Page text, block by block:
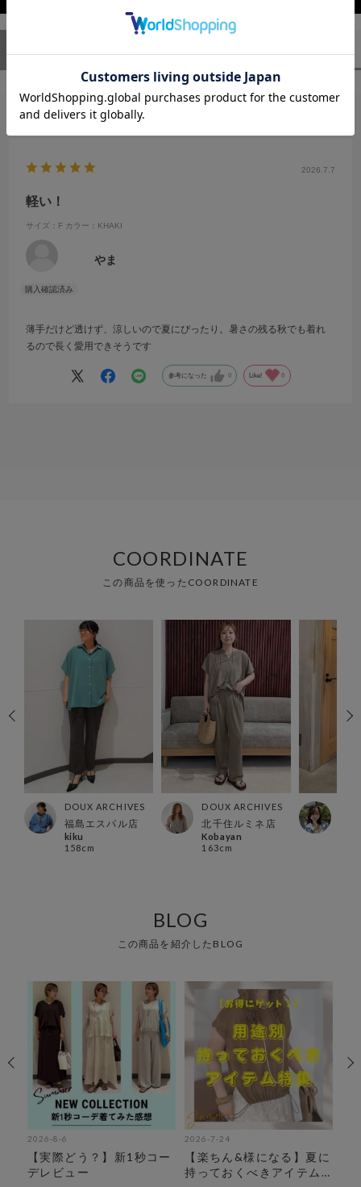
絞り込み
2026.7.7
軽い！
サイズ：F カラー：KHAKI
やま
薄手だけど透けず、涼しいので夏にぴったり。暑さの残る秋でも着れ
るので長く愛用できそうです
参考になった 0 Like! 0
COORDINATE
この商品を使ったCOORDINATE
DOUX ARCHIVES
福島エスパル店
kiku
158cm
DOUX ARCHIVES
北千住ルミネ店
Kobayan
163cm
BLOG
この商品を紹介したBLOG
2026-8-6
【実際どう？】新1秒コー
デレビュー
2026-7-24
【楽ちん&様になる】夏に
持っておくべきアイテム